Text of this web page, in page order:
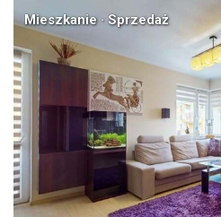
Mieszkanie · Sprzedaż